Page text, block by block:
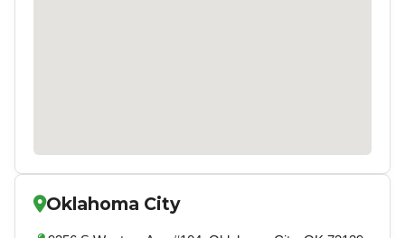
Oklahoma City